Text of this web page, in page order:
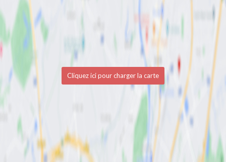
Cliquez ici pour charger la carte